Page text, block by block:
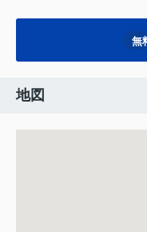
無
地図